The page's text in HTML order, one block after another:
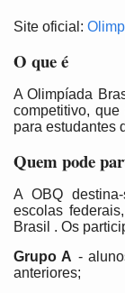
Site oficial:
O que é
A Olimpíada
competitivo,
para estudantes
Quem pode
A OBQ
escolas
Brasil . Os
Grupo A -
anteriores;